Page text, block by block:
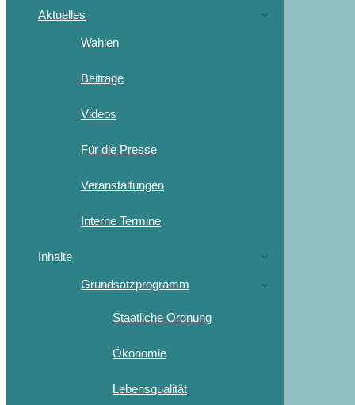
Aktuelles
Wahlen
Beiträge
Videos
Für die Presse
Veranstaltungen
Interne Termine
Inhalte
Grundsatzprogramm
Staatliche Ordnung
Ökonomie
Lebensqualität